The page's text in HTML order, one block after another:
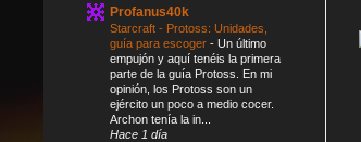
Profanus40k
Starcraft - Protoss: Unidades,
guía para escoger - Un último
empujón y aquí tenéis la primera
parte de la guía Protoss. En mi
opinión, los Protoss son un
ejército un poco a medio cocer.
Archon tenía la in...
Hace 1 día